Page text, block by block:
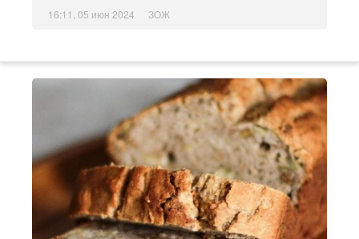
16:11, 05 июн 2024 ЗОЖ